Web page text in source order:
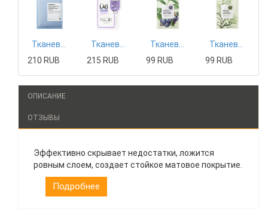
210 RUB
215 RUB
99 RUB
99 RUB
ОПИСАНИЕ
ОТЗЫВЫ
Эффективно скрывает недостатки, ложится
ровным слоем, создает стойкое матовое покрытие.
Подробнее